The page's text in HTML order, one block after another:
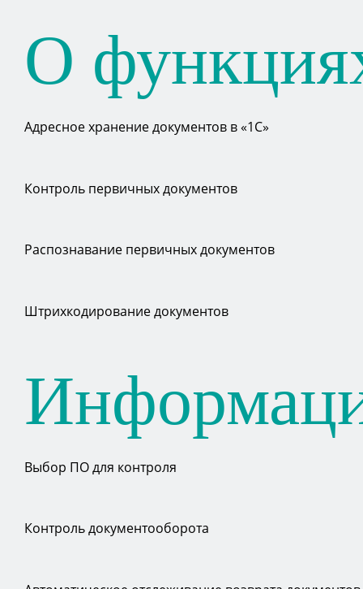
О
Адресное хранение документов в «1С»
Контроль первичных документов
Распознавание первичных документов
Штрихкодирование документов
Выбор ПО для контроля
Контроль документооборота